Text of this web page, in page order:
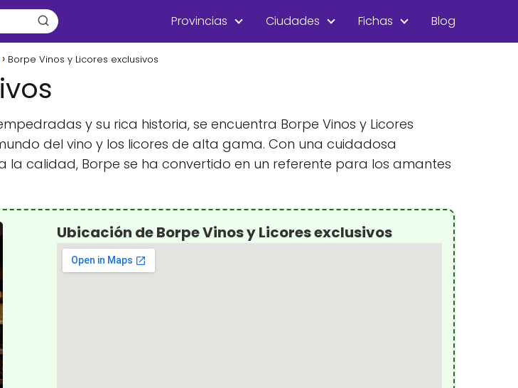
Provincias Ciudades Fichas Blog
Borpe Vinos y Licores exclusivos
y su rica historia, se encuentra Borpe Vinos y Licores
del vino y los licores de alta gama. Con una cuidadosa
calidad, Borpe se ha convertido en un referente para los amantes
Ubicación de Borpe Vinos y Licores exclusivos